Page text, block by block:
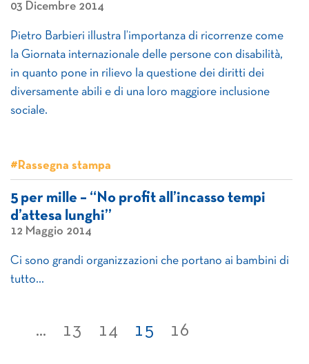
03 Dicembre 2014
Pietro Barbieri illustra l’importanza di ricorrenze come
la Giornata internazionale delle persone con disabilità,
in quanto pone in rilievo la questione dei diritti dei
diversamente abili e di una loro maggiore inclusione
sociale.
#Rassegna stampa
5 per mille – “No profit all’incasso tempi
d’attesa lunghi”
12 Maggio 2014
Ci sono grandi organizzazioni che portano ai bambini di
tutto…
... 13 14 15 16